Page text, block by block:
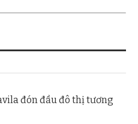
đón đầu đô thị tương